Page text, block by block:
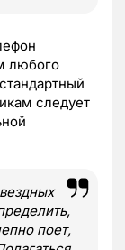
любого
следует
поет,